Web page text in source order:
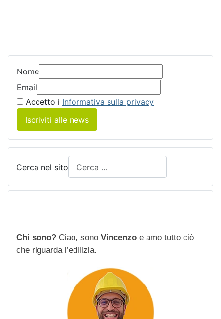
Nome
Email
Accetto i Informativa sulla privacy
Iscriviti alle news
Cerca nel sito
Chi sono? Ciao, sono Vincenzo e amo tutto ciò
che riguarda l’edilizia.